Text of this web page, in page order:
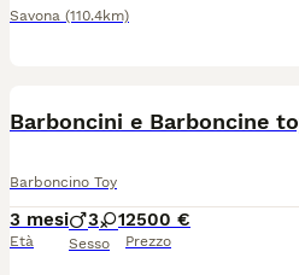
Savona (110.4km)
Barboncino Toy
3 mesi
Età
3 1
Sesso
2500 €
Prezzo